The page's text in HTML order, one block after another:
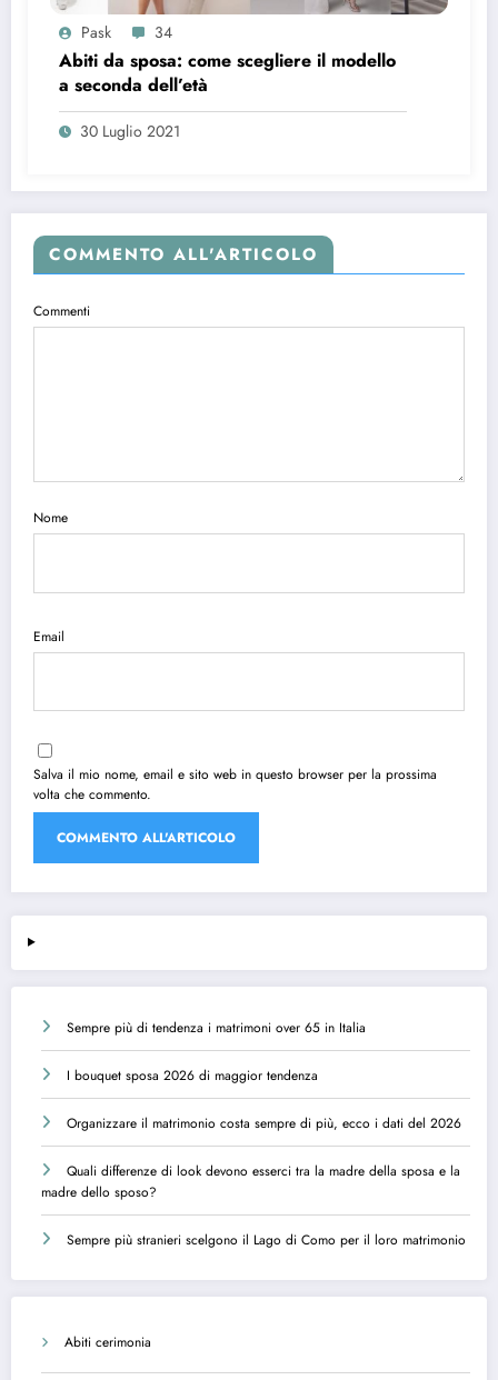
Pask 34
Abiti da sposa: come scegliere il modello
a seconda dell’età
30 Luglio 2021
COMMENTO ALL'ARTICOLO
Commenti
Nome
Email
Salva il mio nome, email e sito web in questo browser per la prossima
volta che commento.
Sempre più di tendenza i matrimoni over 65 in Italia
I bouquet sposa 2026 di maggior tendenza
Organizzare il matrimonio costa sempre di più, ecco i dati del 2026
Quali differenze di look devono esserci tra la madre della sposa e la
madre dello sposo?
Sempre più stranieri scelgono il Lago di Como per il loro matrimonio
Abiti cerimonia